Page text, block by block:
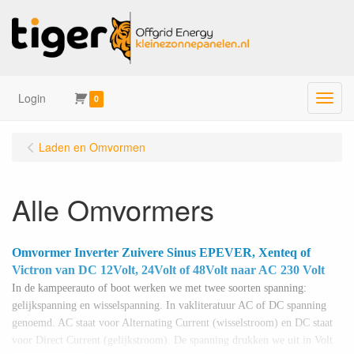
Login 0 Menu
Laden en Omvormen
Alle Omvormers
Omvormer Inverter Zuivere Sinus EPEVER, Xenteq of
Victron van DC 12Volt, 24Volt of 48Volt naar AC 230 Volt
In de kampeerauto of boot werken we met twee soorten spanning:
gelijkspanning en wisselspanning. In vakliteratuur AC of DC spanning
genoemd. AC staat voor Alternating Current (wisselstroom) en DC staat
voor Direct Current (gelijkstroom). De spanning drukken we uit in Volt